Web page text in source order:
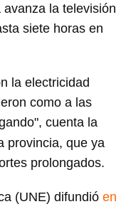
la televisión
siete horas en
la electricidad
como a las
cuenta la
provincia, que ya
prolongados.
(UNE) difundió en